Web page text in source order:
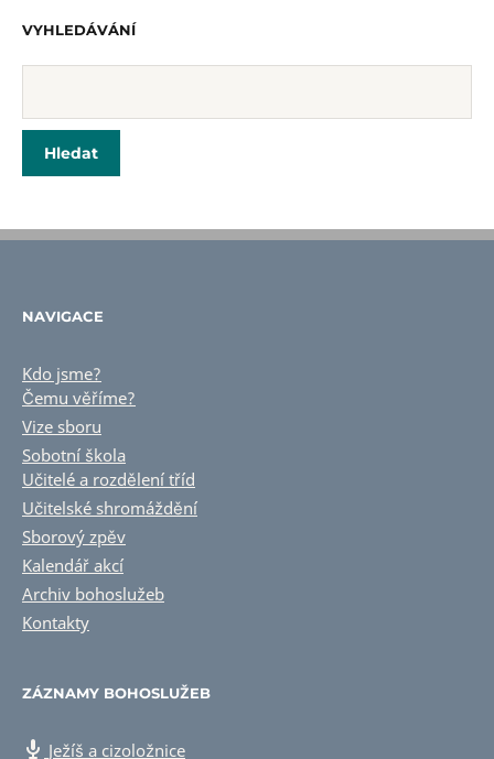
VYHLEDÁVÁNÍ
NAVIGACE
Kdo jsme?
Čemu věříme?
Vize sboru
Sobotní škola
Učitelé a rozdělení tříd
Učitelské shromáždění
Sborový zpěv
Kalendář akcí
Archiv bohoslužeb
Kontakty
ZÁZNAMY BOHOSLUŽEB
Ježíš a cizoložnice